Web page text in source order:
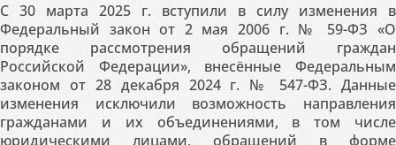
С 30 марта 2025 г. вступили в силу изменения в
Федеральный закон от 2 мая 2006 г. № 59-ФЗ «О
порядке рассмотрения обращений граждан
Российской Федерации», внесённые Федеральным
законом от 28 декабря 2024 г. № 547-ФЗ. Данные
изменения исключили возможность направления
гражданами и их объединениями, в том числе
юридическими лицами, обращений в форме